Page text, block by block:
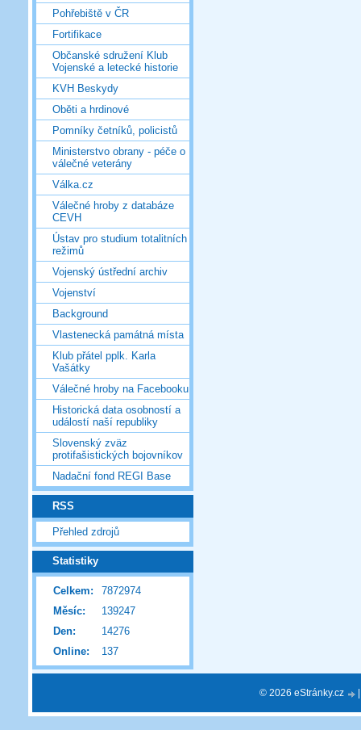
Pohřebiště v ČR
Fortifikace
Občanské sdružení Klub
Vojenské a letecké historie
KVH Beskydy
Oběti a hrdinové
Pomníky četníků, policistů
Ministerstvo obrany - péče o
válečné veterány
Válka.cz
Válečné hroby z databáze
CEVH
Ústav pro studium totalitních
režimů
Vojenský ústřední archiv
Vojenství
Background
Vlastenecká památná místa
Klub přátel pplk. Karla
Vašátky
Válečné hroby na Facebooku
Historická data osobností a
událostí naší republiky
Slovenský zväz
protifašistických bojovníkov
Nadační fond REGI Base
RSS
Přehled zdrojů
Statistiky
Online: 137
Celkem:
7872974
Měsíc:
139247
Den:
14276
© 2026 eStránky.cz